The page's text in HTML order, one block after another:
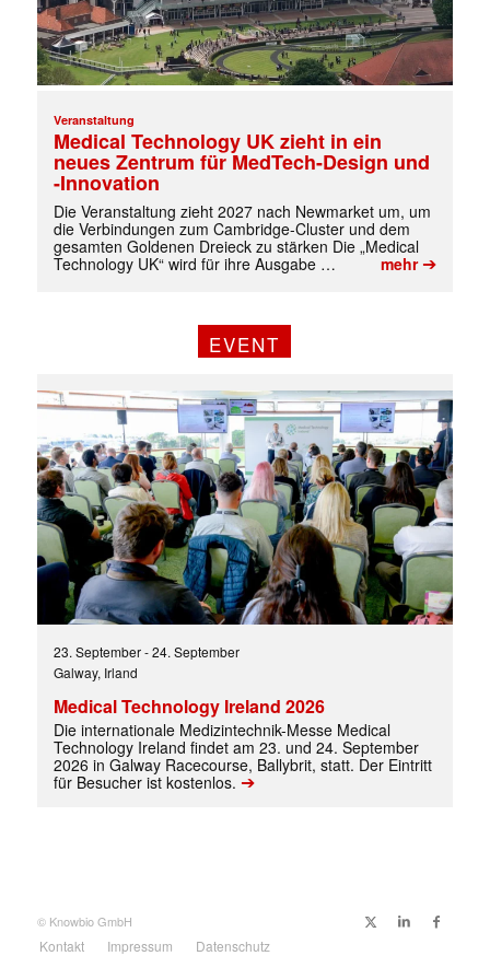
Veranstaltung
Medical Technology UK zieht in ein
neues Zentrum für MedTech-Design und
-Innovation
Die Veranstaltung zieht 2027 nach Newmarket um, um
die Verbindungen zum Cambridge-Cluster und dem
gesamten Goldenen Dreieck zu stärken Die „Medical
Technology UK“ wird für ihre Ausgabe …
mehr➔
EVENT
23. September-24. September
Galway, Irland
Medical Technology Ireland 2026
Die internationale Medizintechnik-Messe Medical
Technology Ireland findet am 23. und 24. September
2026 in Galway Racecourse, Ballybrit, statt. Der Eintritt
für Besucher ist kostenlos. ➔
© Knowbio GmbH
Kontakt Impressum Datenschutz